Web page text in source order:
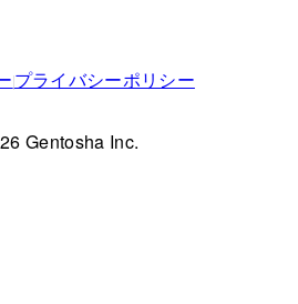
プライバシーポリシー
Gentosha Inc.